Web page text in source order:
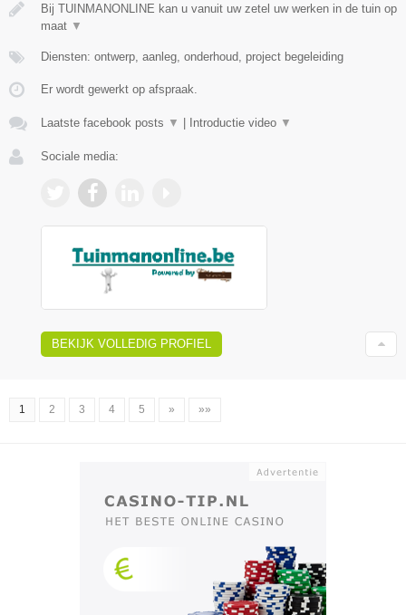
Bij TUINMANONLINE kan u vanuit uw zetel uw werken in de tuin op
maat ▼
Diensten: ontwerp, aanleg, onderhoud, project begeleiding
Er wordt gewerkt op afspraak.
Laatste facebook posts ▼ Introductie video ▼
Sociale media:
BEKIJK VOLLEDIG PROFIEL
1 2 3 4 5 » »»